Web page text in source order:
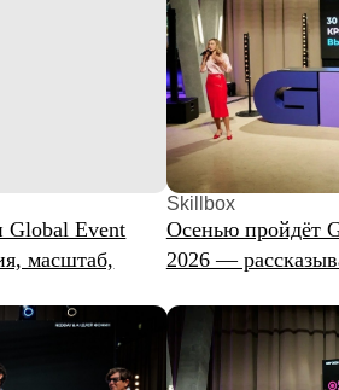
Осенью пройдёт Global Event Forum
2026 — рассказываем о нём